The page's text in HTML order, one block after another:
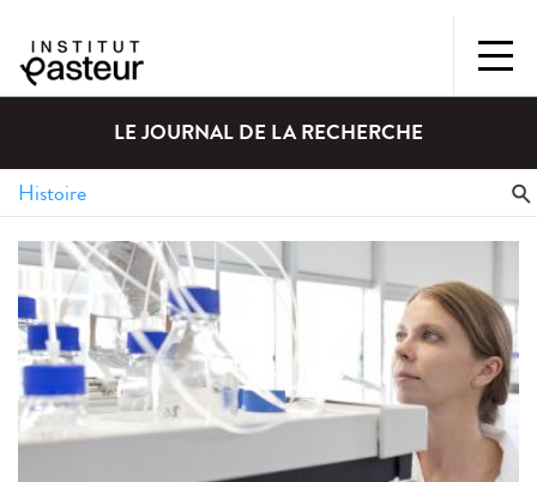
LE JOURNAL DE LA RECHERCHE